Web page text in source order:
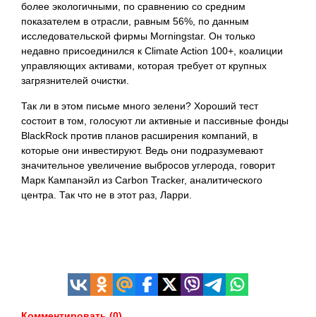
более экологичными, по сравнению со средним
показателем в отрасли, равным 56%, по данным
исследовательской фирмы Morningstar. Он только
недавно присоединился к Climate Action 100+, коалиции
управляющих активами, которая требует от крупных
загрязнителей очистки.
Так ли в этом письме много зелени? Хороший тест
состоит в том, голосуют ли активные и пассивные фонды
BlackRock против планов расширения компаний, в
которые они инвестируют. Ведь они подразумевают
значительное увеличение выбросов углерода, говорит
Марк Кампанэйл из Carbon Tracker, аналитического
центра. Так что не в этот раз, Ларри.